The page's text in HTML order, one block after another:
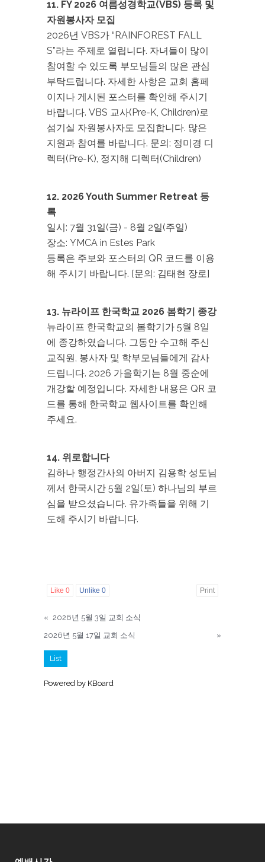
11. FY 2026 여름성경학교(VBS) 등록 및
자원봉사자 모집
2026년 VBS가 “RAINFOREST FALL
S”라는 주제로 열립니다. 자녀들이 많이
참여할 수 있도록 부모님들의 많은 관심
부탁드립니다. 자세한 사항은 교회 홈페
이지나 게시된 포스터를 확인해 주시기
바랍니다. VBS 교사(Pre-K, Children)로
섬기실 자원봉사자도 모집합니다. 많은
지원과 참여를 바랍니다. 문의: 정미경 디
렉터(Pre-K), 정지해 디렉터(Children)
12. 2026 Youth Summer Retreat 등
록
일시: 7월 31일(금) - 8월 2일(주일)
장소: YMCA in Estes Park
등록은 주보와 포스터의 QR 코드를 이용
해 주시기 바랍니다. [문의: 김태현 장로]
13. 뉴라이프 한국학교 2026 봄학기 종강
뉴라이프 한국학교의 봄학기가 5월 8일
에 종강하였습니다. 그동안 수고해 주신
교직원, 봉사자 및 학부모님들에게 감사
드립니다. 2026 가을학기는 8월 중순에
개강할 예정입니다. 자세한 내용은 QR 코
드를 통해 한국학교 웹사이트를 확인해
주세요.
14. 위로합니다
김하나 행정간사의 아버지 김용학 성도님
께서 한국시간 5월 2일(토) 하나님의 부르
심을 받으셨습니다. 유가족들을 위해 기
도해 주시기 바랍니다.
Like 0 Unlike 0 Print
« 2026년 5월 3일 교회 소식
2026년 5월 17일 교회 소식
»
List
Powered by KBoard